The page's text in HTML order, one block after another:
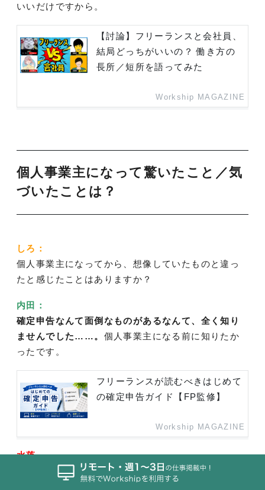
いいだけですから。
【討論】フリーランスと会社員、
結局どっちがいいの？ 働き方の
長所／短所を語ってみた
Workship MAGAZINE
個人事業主になって驚いたこと／気
づいたことは？
しろ：
個人事業主になってから、想像していたものと違っ
たと感じたことはありますか？
内田：
確定申告なんて面倒なものがあるなんて、全く知り
ませんでした……。 個人事業主になる前に知りたか
ったです。
フリーランスが読むべきはじめて
の確定申告ガイド【FP監修】
Workship MAGAZINE
水落
安全な道を選べば選ぶほど、サラリーマン的な働き